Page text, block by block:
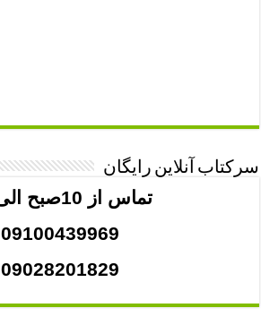
سرکتاب آنلاین رایگان
تماس از 10صبح الی 21
09100439969
09028201829